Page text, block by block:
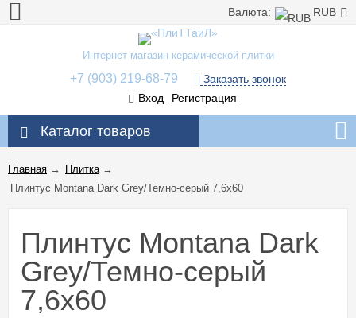
Валюта: RUB
Интернет-магазин керамической плитки
+7 (903) 219-68-79
Заказать звонок
Вход
Регистрация
Каталог товаров
Главная → Плитка→
Плинтус Montana Dark Grey/Темно-серый 7,6x60
Плинтус Montana Dark
Grey/Темно-серый
7,6x60